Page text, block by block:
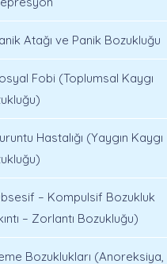
Atağı ve Panik Bozukluğu
Fobi (Toplumsal Kaygı
Hastalığı (Yaygın Kaygı
– Kompulsif Bozukluk
– Zorlantı Bozukluğu)
Bozuklukları (Anoreksiya,